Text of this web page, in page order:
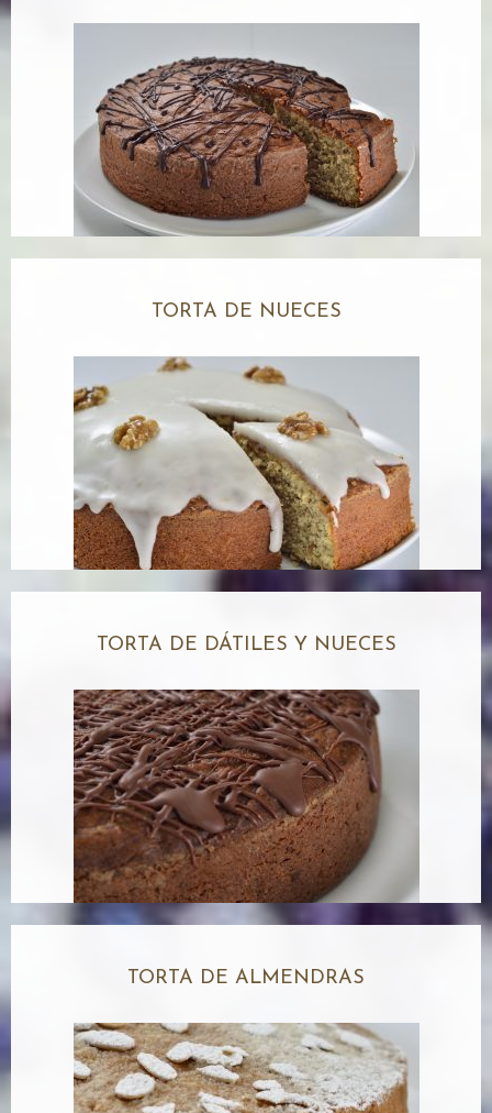
TORTA DE NUECES
TORTA DE DÁTILES Y NUECES
TORTA DE ALMENDRAS